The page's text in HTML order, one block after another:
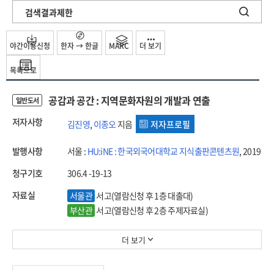
검색결과제한
목록으로
야간이용신청 한자 → 한글 MARC 더 보기
일반도서 공감과 공간 : 지역문화자원의 개발과 연출
저자사항 김진영, 이종오지음 저자프로필
발행사항 서울 : HU:iNE : 한국외국어대학교 지식출판콘텐츠원, 2019
청구기호
306.4 -19-13
자료실
서울관 서고(열람신청 후 1층 대출대)
부산관 서고(열람신청 후 2층 주제자료실)
더 보기